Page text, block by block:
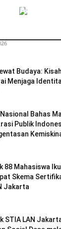
Alumni
Budaya:
Menjaga
Bahas
Publik
88 Mahasiswa
Skema
Jakarta
STIA LAN